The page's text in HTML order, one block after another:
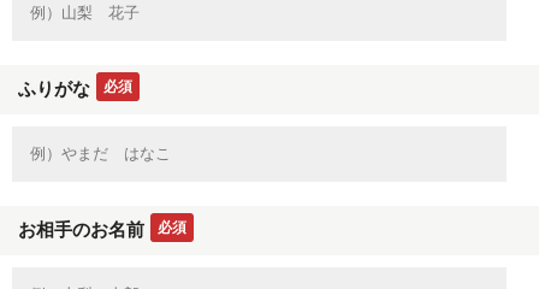
ふりがな 必須
お相手のお名前 必須